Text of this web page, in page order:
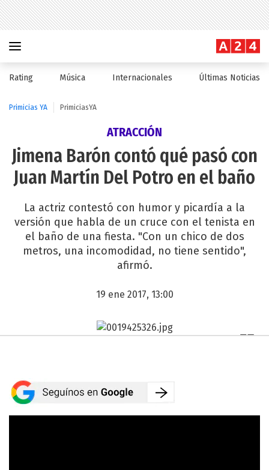
Rating Música Internacionales Últimas Noticias
Primicias YA PrimiciasYA
ATRACCIÓN
Jimena Barón contó qué pasó con
Juan Martín Del Potro en el baño
La actriz contestó con humor y picardía a la
versión que habla de un cruce con el tenista en
el baño de una fiesta. "Con un chico de dos
metros, una incomodidad, no tiene sentido",
afirmó.
19 ene 2017, 13:00